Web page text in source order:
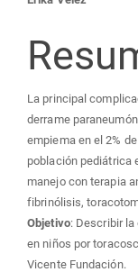
del
La principal
derrame
empiema en el 2%
población pediátrica
manejo con terapia
fibrinólisis,
Objetivo: Describir la
en niños por
Vicente Fundación.